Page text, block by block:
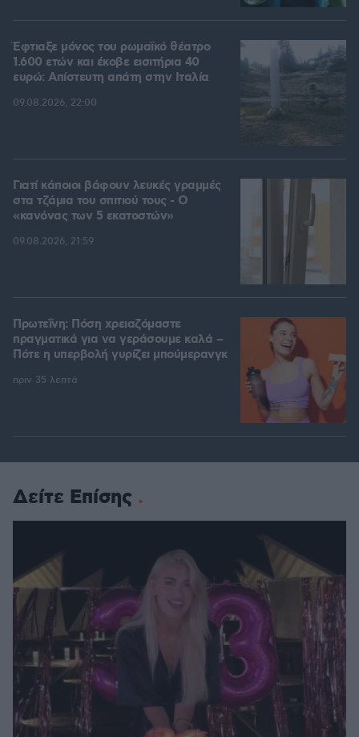
Έφτιαξε μόνος του ρωμαϊκό θέατρο
1.600 ετών και έκοβε εισιτήρια 40
ευρώ: Απίστευτη απάτη στην Ιταλία
09.08.2026, 22:00
Γιατί κάποιοι βάφουν λευκές γραμμές
στα τζάμια του σπιτιού τους - Ο
«κανόνας των 5 εκατοστών»
09.08.2026, 21:59
Πρωτεΐνη: Πόση χρειαζόμαστε
πραγματικά για να γεράσουμε καλά –
Πότε η υπερβολή γυρίζει μπούμερανγκ
πριν 35 λεπτά
Δείτε Επίσης